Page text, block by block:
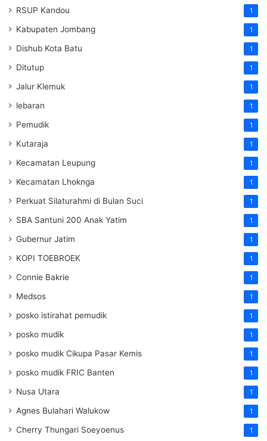
RSUP Kandou 1
Kabupaten Jombang 1
Dishub Kota Batu 1
Ditutup 1
Jalur Klemuk 1
lebaran 1
Pemudik 1
Kutaraja 1
Kecamatan Leupung 1
Kecamatan Lhoknga 1
Perkuat Silaturahmi di Bulan Suci 1
SBA Santuni 200 Anak Yatim 1
Gubernur Jatim 1
KOPI TOEBROEK 1
Connie Bakrie 1
Medsos 1
posko istirahat pemudik 1
posko mudik 1
posko mudik Cikupa Pasar Kemis 1
posko mudik FRIC Banten 1
Nusa Utara 1
Agnes Bulahari Walukow 1
Cherry Thungari Soeyoenus 1